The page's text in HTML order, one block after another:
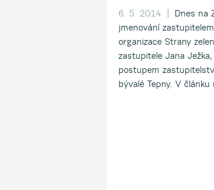
6. 5. 2014 |
Dnes na
jmenování
organizace Strany
zastupitele Jana
postupem
bývalé Tepny. V